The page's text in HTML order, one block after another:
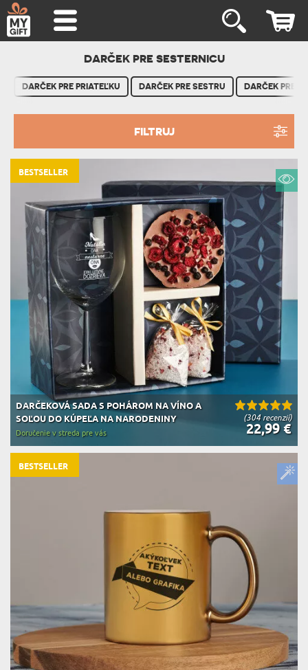
DARČEK PRE SESTERNICU
DARČEK PRE PRIATEĽKU DARČEK PRE SESTRU DARČEK PRE
FILTRUJ
(304 recenzií)
DARČEKOVÁ SADA S POHÁROM NA VÍNO A
SOĽOU DO KÚPEĽA NA NARODENINY
22,99 €
Doručenie v streda pre vás
BESTSELLER
BESTSELLER